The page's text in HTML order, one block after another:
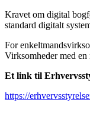
Kravet om digital
standard digitalt
For
Virksomheder med
Et link til
https://